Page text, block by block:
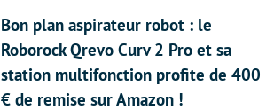
Bon plan aspirateur robot : le
Roborock Qrevo Curv 2 Pro et sa
station multifonction profite de 400
€ de remise sur Amazon !